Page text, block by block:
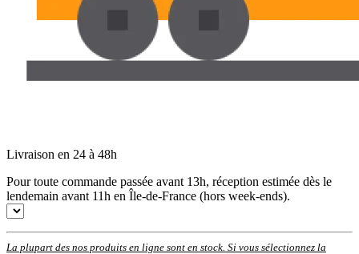
Livraison en 24 à 48h
Pour toute commande passée avant 13h, réception estimée dès le
lendemain avant 11h en Île-de-France (hors week-ends).
La plupart des nos produits en ligne sont en stock. Si vous sélectionnez la